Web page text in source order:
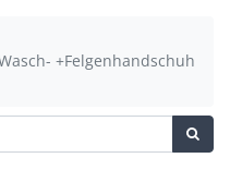
+Felgenhandschuh